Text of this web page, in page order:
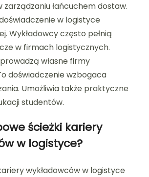
zarządzaniu łańcuchem dostaw.
w logistyce
Wykładowcy często pełnią
w firmach logistycznych.
własne firmy
doświadczenie wzbogaca
Umożliwia także praktyczne
studentów.
ścieżki kariery
w logistyce?
wykładowców w logistyce